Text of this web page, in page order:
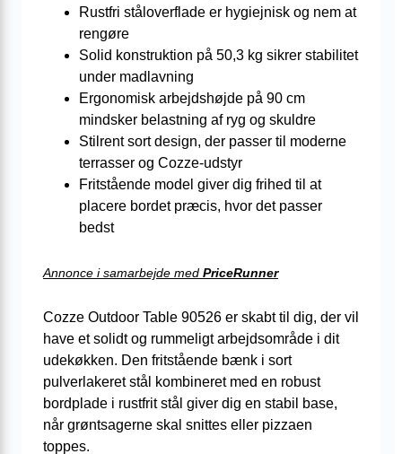
Rustfri ståloverflade er hygiejnisk og nem at
rengøre
Solid konstruktion på 50,3 kg sikrer stabilitet
under madlavning
Ergonomisk arbejdshøjde på 90 cm
mindsker belastning af ryg og skuldre
Stilrent sort design, der passer til moderne
terrasser og Cozze-udstyr
Fritstående model giver dig frihed til at
placere bordet præcis, hvor det passer
bedst
Annonce i samarbejde med PriceRunner
Cozze Outdoor Table 90526 er skabt til dig, der vil
have et solidt og rummeligt arbejdsområde i dit
udekøkken. Den fritstående bænk i sort
pulverlakeret stål kombineret med en robust
bordplade i rustfrit stål giver dig en stabil base,
når grøntsagerne skal snittes eller pizzaen
toppes.